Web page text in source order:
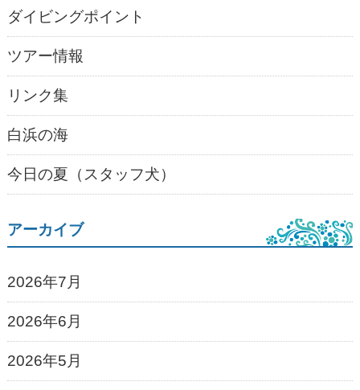
ダイビングポイント
ツアー情報
リンク集
白浜の海
今日の夏（スタッフ犬）
アーカイブ
2026年7月
2026年6月
2026年5月